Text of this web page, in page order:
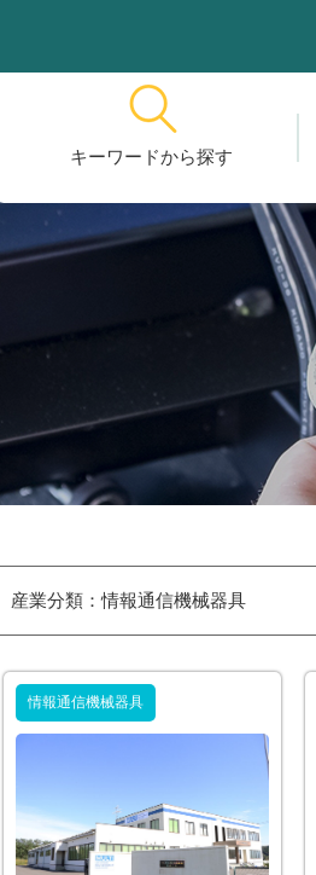
キーワードから探す
産業分類：情報通信機械器具
情報通信機械器具